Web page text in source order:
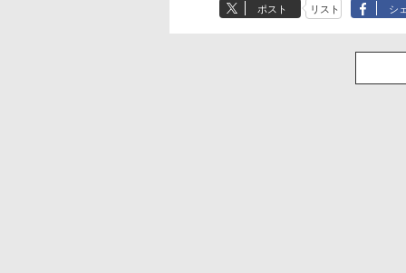
ポスト リスト シ